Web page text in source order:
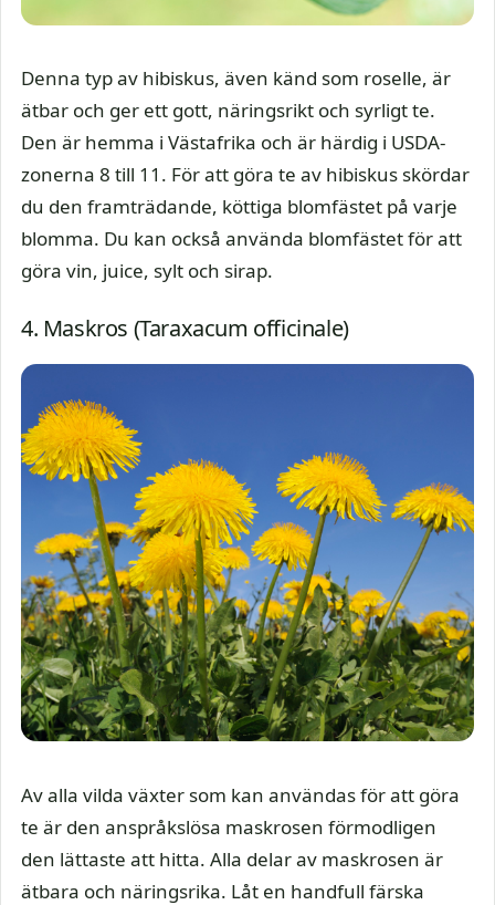
Denna typ av hibiskus, även känd som roselle, är
ätbar och ger ett gott, näringsrikt och syrligt te.
Den är hemma i Västafrika och är härdig i USDA-
zonerna 8 till 11. För att göra te av hibiskus skördar
du den framträdande, köttiga blomfästet på varje
blomma. Du kan också använda blomfästet för att
göra vin, juice, sylt och sirap.
4. Maskros (Taraxacum officinale)
Av alla vilda växter som kan användas för att göra
te är den anspråkslösa maskrosen förmodligen
den lättaste att hitta. Alla delar av maskrosen är
ätbara och näringsrika. Låt en handfull färska